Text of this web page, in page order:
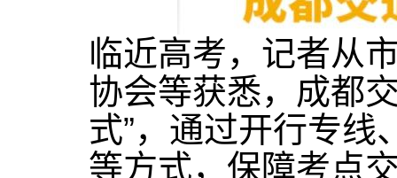
临近高考，记者从
协会等获悉，成都
式”，通过开行专线
等方式，保障考点